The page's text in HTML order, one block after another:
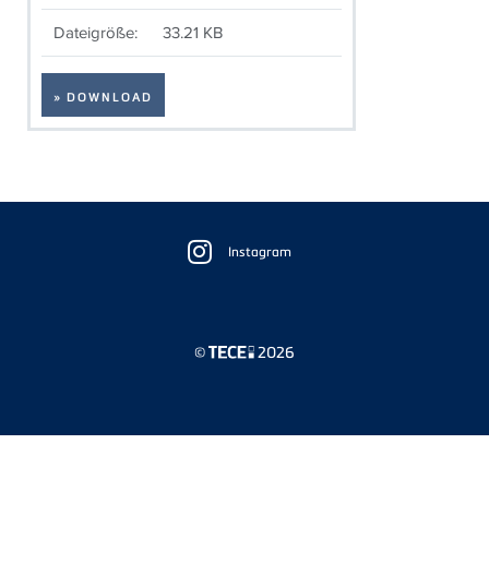
Dateigröße: 33.21 KB
» DOWNLOAD
Instagram
© 2026